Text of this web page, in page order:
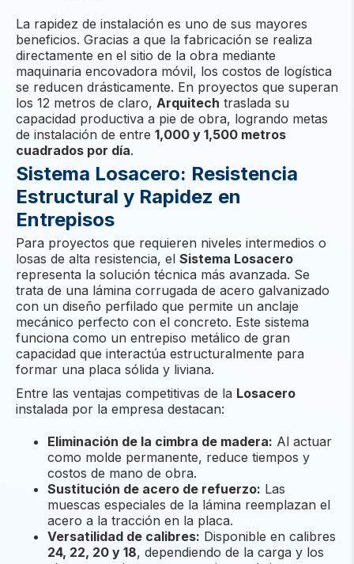
La rapidez de instalación es uno de sus mayores
beneficios. Gracias a que la fabricación se realiza
directamente en el sitio de la obra mediante
maquinaria encovadora móvil, los costos de logística
se reducen drásticamente. En proyectos que superan
los 12 metros de claro, Arquitech traslada su
capacidad productiva a pie de obra, logrando metas
de instalación de entre 1,000 y 1,500 metros
cuadrados por día.
Sistema Losacero: Resistencia
Estructural y Rapidez en
Entrepisos
Para proyectos que requieren niveles intermedios o
losas de alta resistencia, el Sistema Losacero
representa la solución técnica más avanzada. Se
trata de una lámina corrugada de acero galvanizado
con un diseño perfilado que permite un anclaje
mecánico perfecto con el concreto. Este sistema
funciona como un entrepiso metálico de gran
capacidad que interactúa estructuralmente para
formar una placa sólida y liviana.
Entre las ventajas competitivas de la Losacero
instalada por la empresa destacan:
Eliminación de la cimbra de madera: Al actuar
como molde permanente, reduce tiempos y
costos de mano de obra.
Sustitución de acero de refuerzo: Las
muescas especiales de la lámina reemplazan el
acero a la tracción en la placa.
Versatilidad de calibres: Disponible en calibres
24, 22, 20 y 18, dependiendo de la carga y los